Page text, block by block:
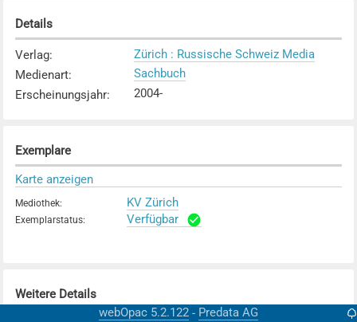
Details
Verlag:
Zürich : Russische Schweiz Media
Medienart:
Sachbuch
Erscheinungsjahr: 2004-
Exemplare
Karte anzeigen
Mediothek: KV Zürich
Exemplarstatus: Verfügbar
Weitere Details
webOpac 5.2.122 - Predata AG